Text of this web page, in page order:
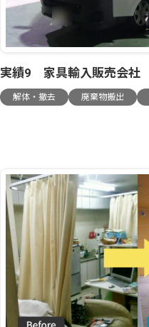
実績9 家具輸入販売会社
解体・撤去 廃棄物搬出